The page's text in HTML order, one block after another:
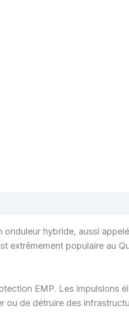
onduleur hybride, aussi
extrêmement populaire au
EMP. Les
ou de détruire des